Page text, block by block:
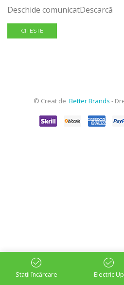
Deschide comunicatDescarcă
CITESTE
© Creat de Better Brands -
Stații încărcare Electric Up